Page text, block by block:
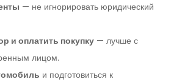
— не игнорировать юридический
и оплатить покупку — лучше с
лицом.
и подготовиться к